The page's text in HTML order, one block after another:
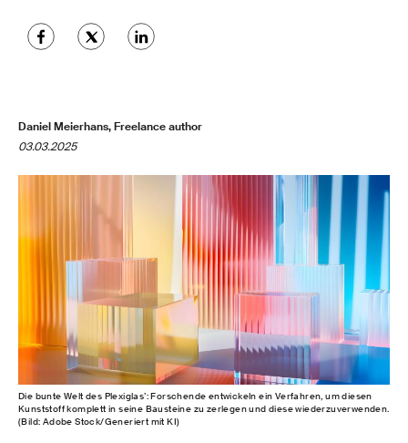
Daniel Meierhans, Freelance author
03.03.2025
Die bunte Welt des Plexiglas’: Forschende entwickeln ein Verfahren, um diesen
Kunststoff komplett in seine Bausteine zu zerlegen und diese wiederzuverwenden.
(Bild: Adobe Stock/Generiert mit KI)